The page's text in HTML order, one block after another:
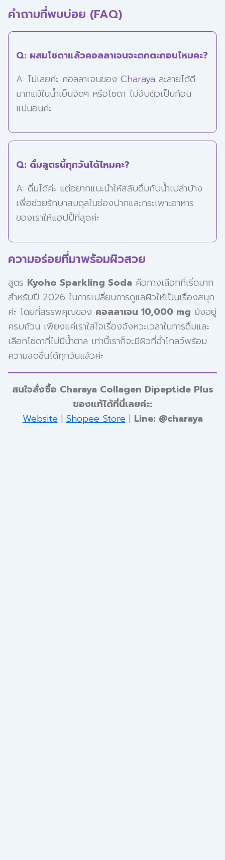
คำถามที่พบบ่อย (FAQ)
Q: ผสมโซดาแล้วคอลลาเจนจะตกตะกอนไหมคะ?
A: ไม่เลยค่ะ คอลลาเจนของ Charaya ละลายได้ดี
มากแม้ในน้ำเย็นจัดๆ หรือโซดา ไม่จับตัวเป็นก้อน
แน่นอนค่ะ
Q: ดื่มสูตรนี้ทุกวันได้ไหมคะ?
A: ดื่มได้ค่ะ แต่อยากแนะนำให้สลับดื่มกับน้ำเปล่าบ้าง
เพื่อช่วยรักษาสมดุลในช่องปากและกระเพาะอาหาร
ของเราให้แฮปปี้ที่สุดค่ะ
ความอร่อยที่มาพร้อมผิวสวย
สูตร Kyoho Sparkling Sodaคือทางเลือกที่เริ่ดมาก
สำหรับปี 2026 ในการเปลี่ยนการดูแลผิวให้เป็นเรื่องสนุก
ค่ะ โดยที่สรรพคุณของ คอลลาเจน 10,000 mg ยังอยู่
ครบถ้วน เพียงแค่เราใส่ใจเรื่องจังหวะเวลาในการดื่มและ
เลือกโซดาที่ไม่มีน้ำตาล เท่านี้เราก็จะมีผิวที่ฉ่ำโกลว์พร้อม
ความสดชื่นได้ทุกวันแล้วค่ะ
สนใจสั่งซื้อ Charaya Collagen Dipeptide Plus
ของแท้ได้ที่นี่เลยค่ะ:
Website|Shopee Store| Line: @charaya